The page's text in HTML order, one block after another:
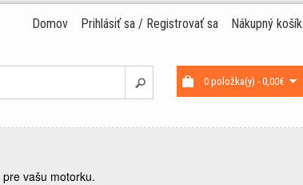
Domov Prihlásiť sa / Registrovať sa Nákupný košík
0 položka(y) - 0,00€
vašu motorku.